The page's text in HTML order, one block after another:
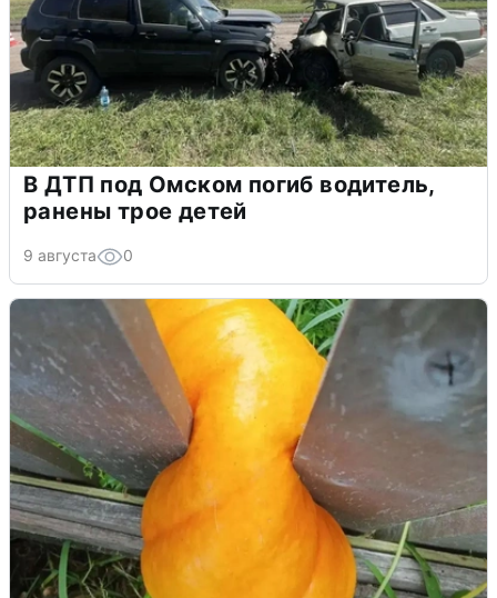
В ДТП под Омском погиб водитель,
ранены трое детей
9 августа 0